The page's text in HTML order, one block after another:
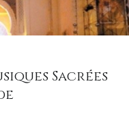
Sacrées